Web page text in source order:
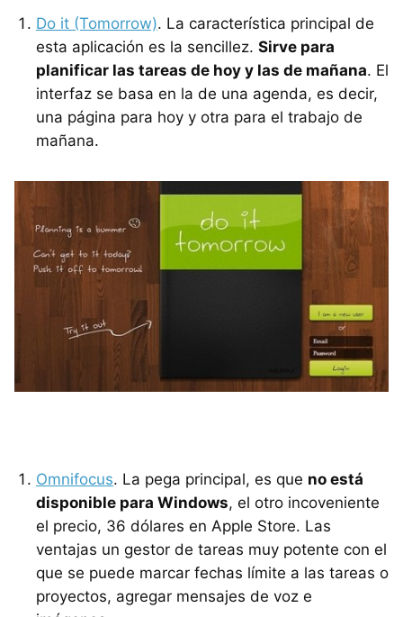
Do it (Tomorrow). La característica principal de
esta aplicación es la sencillez. Sirve para
planificar las tareas de hoy y las de mañana. El
interfaz se basa en la de una agenda, es decir,
una página para hoy y otra para el trabajo de
mañana.
Omnifocus. La pega principal, es que no está
disponible para Windows, el otro incoveniente
el precio, 36 dólares en Apple Store. Las
ventajas un gestor de tareas muy potente con el
que se puede marcar fechas límite a las tareas o
proyectos, agregar mensajes de voz e